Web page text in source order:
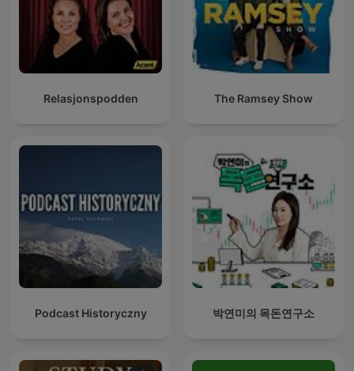
Relasjonspodden The Ramsey Show
Podcast Historyczny 박연미의 목돈연구소